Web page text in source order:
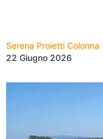
Serena Proietti Colonna
22 Giugno 2026